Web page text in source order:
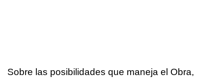
Sobre las posibilidades que maneja el Obra,